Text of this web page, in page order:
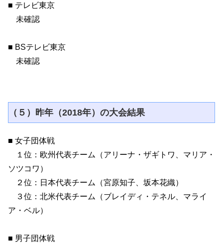
■ テレビ東京
未確認
■ BSテレビ東京
未確認
（５）昨年（2018年）の大会結果
■ 女子団体戦
１位：欧州代表チーム（アリーナ・ザギトワ、マリア・
ソツコワ）
２位：日本代表チーム（宮原知子、坂本花織）
３位：北米代表チーム（ブレイディ・テネル、マライ
ア・ベル）
■ 男子団体戦